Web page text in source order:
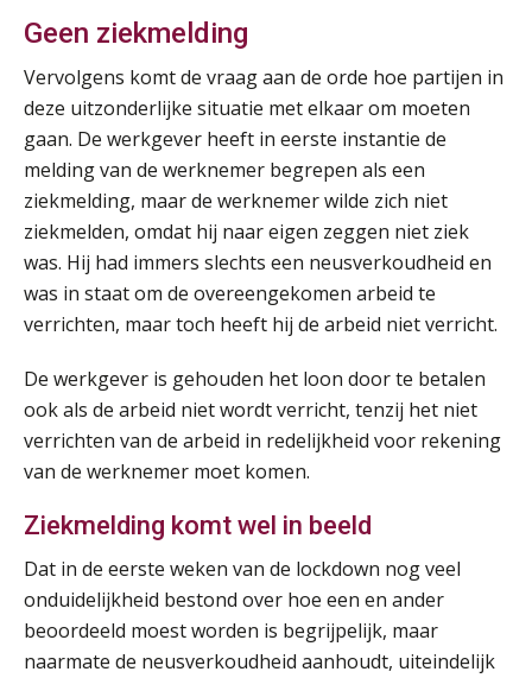
Geen ziekmelding
Vervolgens komt de vraag aan de orde hoe partijen in
deze uitzonderlijke situatie met elkaar om moeten
gaan. De werkgever heeft in eerste instantie de
melding van de werknemer begrepen als een
ziekmelding, maar de werknemer wilde zich niet
ziekmelden, omdat hij naar eigen zeggen niet ziek
was. Hij had immers slechts een neusverkoudheid en
was in staat om de overeengekomen arbeid te
verrichten, maar toch heeft hij de arbeid niet verricht.
De werkgever is gehouden het loon door te betalen
ook als de arbeid niet wordt verricht, tenzij het niet
verrichten van de arbeid in redelijkheid voor rekening
van de werknemer moet komen.
Ziekmelding komt wel in beeld
Dat in de eerste weken van de lockdown nog veel
onduidelijkheid bestond over hoe een en ander
beoordeeld moest worden is begrijpelijk, maar
naarmate de neusverkoudheid aanhoudt, uiteindelijk
AUG
MOCuitgevers
25
AUG
Summercourse: Een mindset die kansen ziet en vertrouwen geeft
MOCuitgevers
25
AUG
Summercourse: Kiezen wat bij je past, loslaten wat je niet verder helpt
MOCuitgevers
AUG
Summercourse Werkkostenregeling
MOCuitgevers
25
AUG
MOCuitgevers
25
AUG
MOCuitgevers
26
AUG
Opfriscursus PDL (NIRPA PE)
Markus Verbeek Praehep